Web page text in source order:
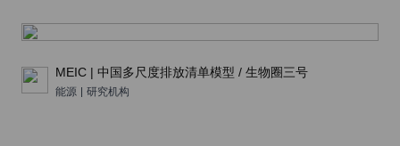
MEIC | 中国多尺度排放清单模型 / 生物圈三号
能源 研究机构